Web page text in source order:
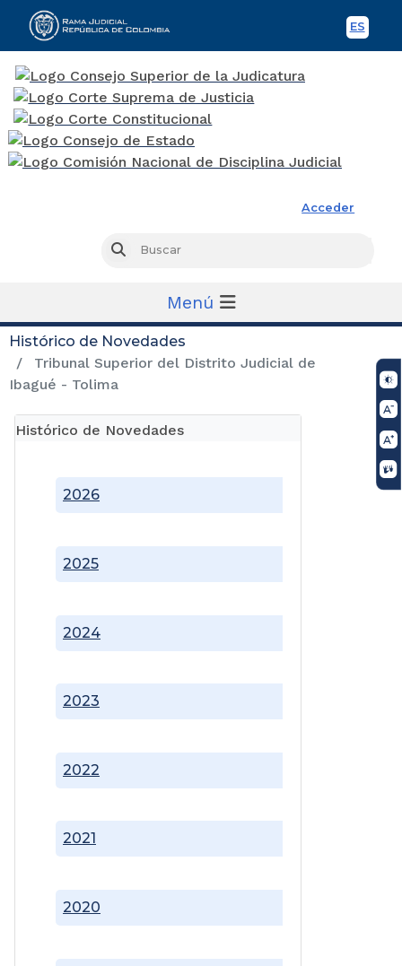
ES
Acceder
Buscar
Menú
Histórico de Novedades
Tribunal Superior del Distrito Judicial de
Ibagué - Tolima
Histórico de Novedades
2020
2021
2022
2023
2024
2025
2026